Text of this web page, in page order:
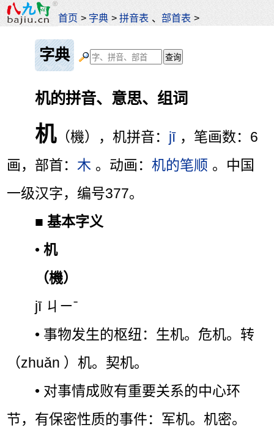
首页 > 字典 >拼音表 、部首表 >
字典
机的拼音、意思、组词
机（機），机拼音： jī ，笔画数：6
画，部首：木 。动画：机的笔顺 。中国
一级汉字，编号377。
■基本字义
•机
（機）
jī ㄐㄧˉ
• 事物发生的枢纽：生机。危机。转
（zhuǎn ）机。契机。
• 对事情成败有重要关系的中心环
节，有保密性质的事件：军机。机密。